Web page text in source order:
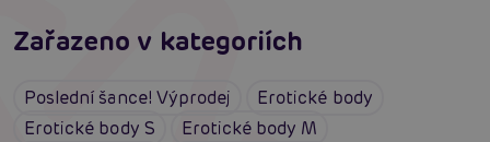
Zařazeno v kategoriích
Poslední šance! Výprodej
Erotické body
Erotické body S
Erotické body M